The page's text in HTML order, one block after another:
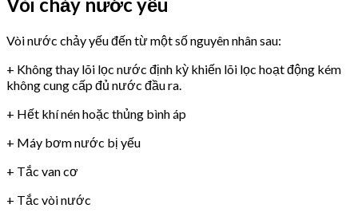
Vòi nước chảy yếu đến từ một số nguyên nhân sau:
+ Không thay lõi lọc nước định kỳ khiến lõi lọc hoạt động kém
không cung cấp đủ nước đầu ra.
+ Hết khí nén hoặc thủng bình áp
+ Máy bơm nước bị yếu
+ Tắc van cơ
+ Tắc vòi nước